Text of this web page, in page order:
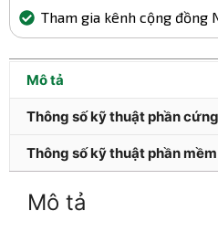
Tham gia kênh cộng đồng
Mô tả
Thông số kỹ thuật phần cứng
Thông số kỹ thuật phần mềm
Mô tả